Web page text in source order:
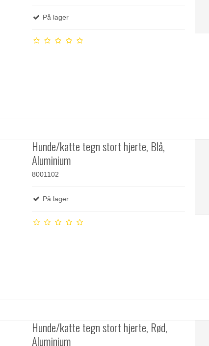
På lager
Hunde/katte tegn stort hjerte, Blå,
Aluminium
8001102
På lager
Hunde/katte tegn stort hjerte, Rød,
Aluminium